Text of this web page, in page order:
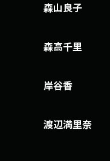
森山良子
森高千里
岸谷香
渡辺満里奈